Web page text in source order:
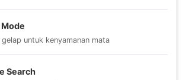
Mode
gelap untuk kenyamanan mata
Search